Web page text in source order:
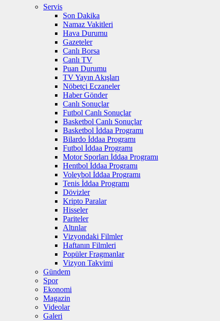
Servis
Son Dakika
Namaz Vakitleri
Hava Durumu
Gazeteler
Canlı Borsa
Canlı TV
Puan Durumu
TV Yayın Akışları
Nöbetçi Eczaneler
Haber Gönder
Canlı Sonuçlar
Futbol Canlı Sonuçlar
Basketbol Canlı Sonuçlar
Basketbol İddaa Programı
Bilardo İddaa Programı
Futbol İddaa Programı
Motor Sporları İddaa Programı
Hentbol İddaa Programı
Voleybol İddaa Programı
Tenis İddaa Programı
Dövizler
Kripto Paralar
Hisseler
Pariteler
Altınlar
Vizyondaki Filmler
Haftanın Filmleri
Popüler Fragmanlar
Vizyon Takvimi
Gündem
Spor
Ekonomi
Magazin
Videolar
Galeri